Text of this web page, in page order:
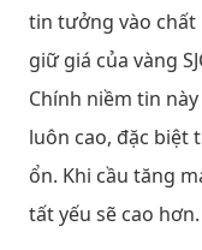
tin tưởng vào chất
giữ giá của vàng
Chính niềm tin
luôn cao, đặc
ổn. Khi cầu tăng
tất yếu sẽ cao hơn.